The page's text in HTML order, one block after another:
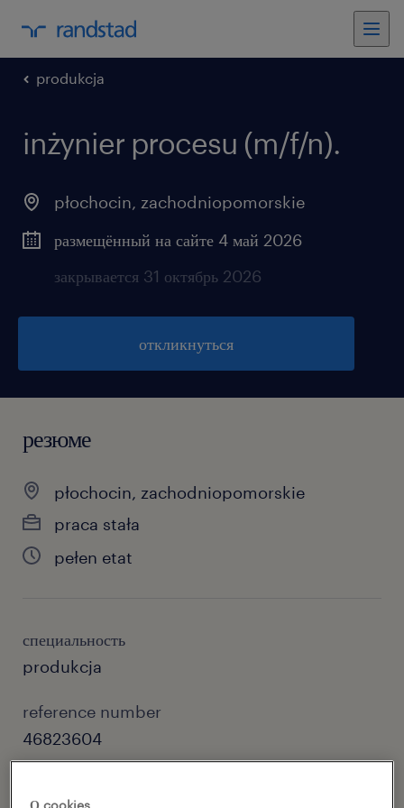
produkcja
inżynier procesu (m/f/n).
płochocin, zachodniopomorskie
размещённый на сайте 4 май 2026
закрывается 31 октябрь 2026
откликнуться
резюме
płochocin, zachodniopomorskie
praca stała
pełen etat
специальность
produkcja
reference number
46823604